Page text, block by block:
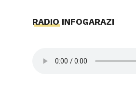
RADIO INFOGARAZI